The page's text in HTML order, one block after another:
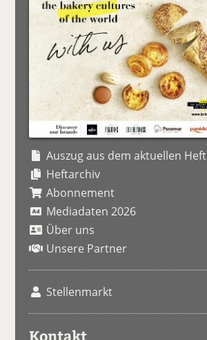
Auszug aus dem aktuellen Heft
Heftarchiv
Abonnement
Mediadaten 2026
Über uns
Unsere Partner
Stellenmarkt
Kontakt